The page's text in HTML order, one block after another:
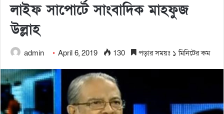
লাইফ সাপোর্টে সাংবাদিক মাহফুজ
উল্লাহ
admin April 6, 2019 130 পড়ার সময়ঃ ১ মিনিটের কম